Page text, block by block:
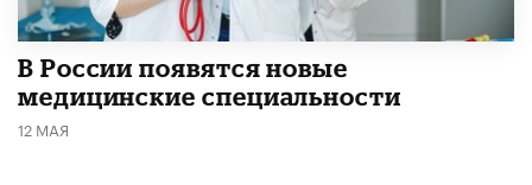
В России появятся новые
медицинские специальности
12 МАЯ